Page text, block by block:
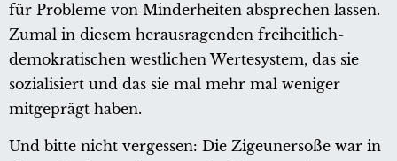
für Probleme von Minderheiten absprechen lassen.
Zumal in diesem herausragenden freiheitlich-
demokratischen westlichen Wertesystem, das sie
sozialisiert und das sie mal mehr mal weniger
mitgeprägt haben.
Und bitte nicht vergessen: Die Zigeunersoße war in